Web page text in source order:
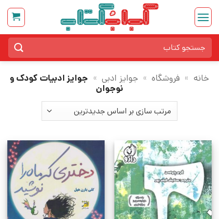
Skip
content
برای:
خانه » فروشگاه » جوایز ادبی » جوایز ادبیات کودک و
نوجوان